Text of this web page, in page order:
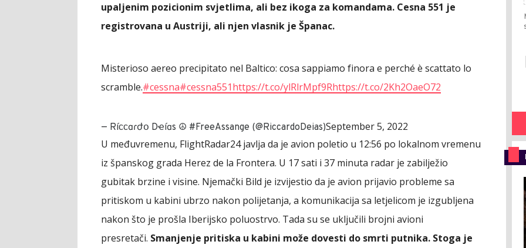
upaljenim pozicionim svjetlima, ali bez ikoga za komandama. Cesna 551 je
registrovana u Austriji, ali njen vlasnik je Španac.
Misterioso aereo precipitato nel Baltico: cosa sappiamo finora e perché è scattato lo
scramble.#cessna#cessna551https://t.co/ylRlrMpf9Rhttps://t.co/2Kh2OaeO72
— Ríϲϲɑɾժօ Dҽíɑs ☮️ #FreeAssange (@RiccardoDeias)September 5, 2022
U međuvremenu, FlightRadar24 javlja da je avion poletio u 12:56 po lokalnom vremenu
iz španskog grada Herez de la Frontera. U 17 sati i 37 minuta radar je zabilježio
gubitak brzine i visine. Njemački Bild je izvijestio da je avion prijavio probleme sa
pritiskom u kabini ubrzo nakon polijetanja, a komunikacija sa letjelicom je izgubljena
nakon što je prošla Iberijsko poluostrvo. Tada su se uključili brojni avioni
presretači. Smanjenje pritiska u kabini može dovesti do smrti putnika. Stoga je